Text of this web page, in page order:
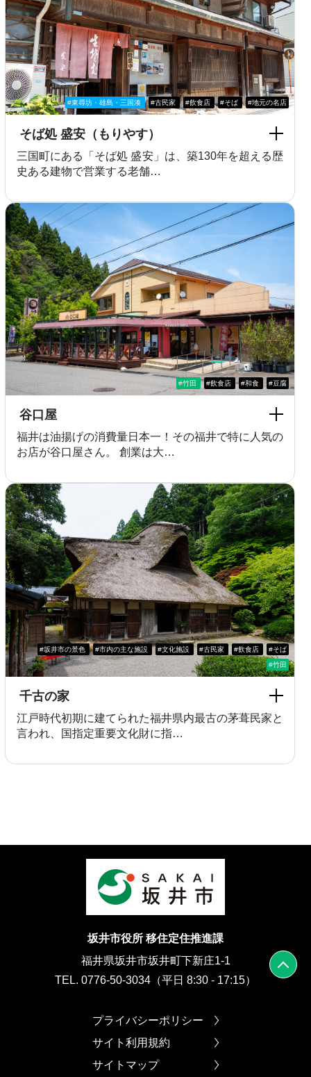
#東尋坊・雄島・三国湊 #古民家 #飲食店 #そば #地元の名店
そば処 盛安（もりやす）
三国町にある「そば処 盛安」は、築130年を超える歴
史ある建物で営業する老舗…
#竹田 #飲食店 #和食 #豆腐
谷口屋
福井は油揚げの消費量日本一！その福井で特に人気の
お店が谷口屋さん。 創業は大…
#坂井市の景色 #市内の主な施設 #文化施設 #古民家 #飲食店
#そば
#竹田
千古の家
江戸時代初期に建てられた福井県内最古の茅葺民家と
言われ、国指定重要文化財に指…
坂井市役所 移住定住推進課
福井県坂井市坂井町下新庄1-1
TEL. 0776-50-3034（平日 8:30 - 17:15）
プライバシーポリシー
サイト利用規約
サイトマップ